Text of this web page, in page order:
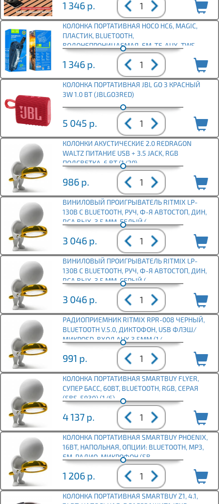
1 346 р.
КОЛОНКА ПОРТАТИВНАЯ HOCO HC6, MAGIC,
ПЛАСТИК, BLUETOOTH,
ВОДОНЕПРОНИЦАЕМАЯ, FM, TF, AUX, TWS,
1 346 р.
КОЛОНКА ПОРТАТИВНАЯ JBL GO 3 КРАСНЫЙ
3W 1.0 BT (JBLGO3RED)
5 045 р.
КОЛОНКИ АКУСТИЧЕСКИЕ 2.0 REDRAGON
WALTZ ПИТАНИЕ USB + 3.5 JACK, RGB
ПОДСВЕТКА, 6 ВТ (1/20)
986 р.
ВИНИЛОВЫЙ ПРОИГРЫВАТЕЛЬ RITMIX LP-
130B С BLUETOOTH, РУЧ, Ф-Я АВТОСТОП, ДИН,
RCA ВЫХ, 3,5 ММ, БЕЛЫЙ (
3 046 р.
ВИНИЛОВЫЙ ПРОИГРЫВАТЕЛЬ RITMIX LP-
130B С BLUETOOTH, РУЧ, Ф-Я АВТОСТОП, ДИН,
RCA ВЫХ, 3,5 ММ, СЕРЫЙ (
3 046 р.
РАДИОПРИЕМНИК RITMIX RPR-008 ЧЕРНЫЙ,
BLUETOOTH V.5.0, ДИКТОФОН, USB ФЛЭШ/
МИКРОSD, ВХОД AUX 3.5ММ (1/
991 р.
КОЛОНКА ПОРТАТИВНАЯ SMARTBUY FLYER,
СУПЕР БАСС, 60ВТ, BLUETOOTH, RGB, СЕРАЯ
(SBS-5930) (1/6)
4 137 р.
КОЛОНКА ПОРТАТИВНАЯ SMARTBUY PHOENIX,
16ВТ, НАПОЛЬНАЯ, ОПЦИИ: BLUETOOTH, MP3,
FM-РАДИО, МИКРОФОН (SB
1 206 р.
КОЛОНКА ПОРТАТИВНАЯ SMARTBUY Z1, 4.1,